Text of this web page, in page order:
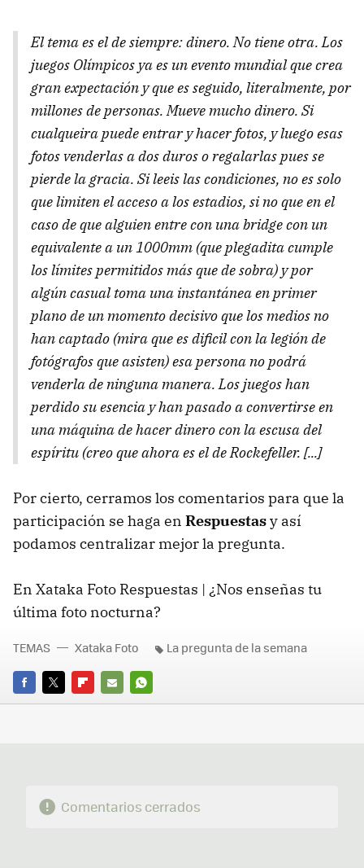
El tema es el de siempre: dinero. No tiene otra. Los
juegos Olímpicos ya es un evento mundial que crea
gran expectación y que es seguido, literalmente, por
millones de personas. Mueve mucho dinero. Si
cualqueira puede entrar y hacer fotos, y luego esas
fotos venderlas a dos duros o regalarlas pues se
pierde la gracia. Si leeis las condiciones, no es solo
que limiten el acceso a los estadios, si no que en el
caso de que alguien entre con una bridge con un
equivalente a un 1000mm (que plegadita cumple
los límites permitidos más que de sobra) y por
algún casual toma una instantánea en primer
plano de un momento decisivo que los medios no
han captado (mira que es dificil con la legión de
fotógrafos que asisten) esa persona no podrá
venderla de ninguna manera. Los juegos han
perdido su esencia y han pasado a convertirse en
una máquina de hacer dinero con la escusa del
espíritu (creo que ahora es el de Rockefeller. [...]
Por cierto, cerramos los comentarios para que la
participación se haga en Respuestasy así
podamos centralizar mejor la pregunta.
En Xataka Foto Respuestas | ¿Nos enseñas tu
última foto nocturna?
FACEBOOK
TWITTERFLIPBOARD
E-
WHATSAPP
TEMAS Xataka Foto La pregunta de la semana
Comentarios cerrados